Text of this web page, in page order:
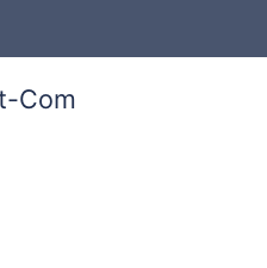
Com